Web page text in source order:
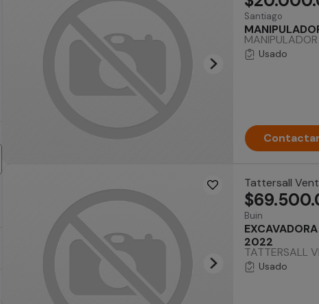
Santiago
Usado
Tattersall
Buin
2022
TATTERSALL
Usado